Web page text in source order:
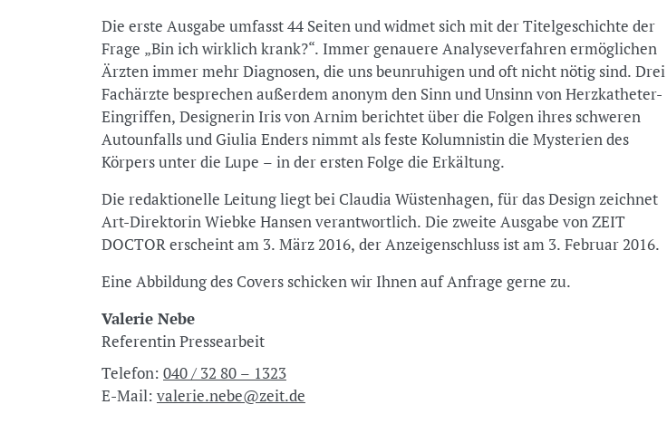
Die erste Ausgabe umfasst 44 Seiten und widmet sich mit der Titelgeschichte der
Frage „Bin ich wirklich krank?“. Immer genauere Analyseverfahren ermöglichen
Ärzten immer mehr Diagnosen, die uns beunruhigen und oft nicht nötig sind. Drei
Fachärzte besprechen außerdem anonym den Sinn und Unsinn von Herzkatheter-
Eingriffen, Designerin Iris von Arnim berichtet über die Folgen ihres schweren
Autounfalls und Giulia Enders nimmt als feste Kolumnistin die Mysterien des
Körpers unter die Lupe – in der ersten Folge die Erkältung.
Die redaktionelle Leitung liegt bei Claudia Wüstenhagen, für das Design zeichnet
Art-Direktorin Wiebke Hansen verantwortlich. Die zweite Ausgabe von ZEIT
DOCTOR erscheint am 3. März 2016, der Anzeigenschluss ist am 3. Februar 2016.
Eine Abbildung des Covers schicken wir Ihnen auf Anfrage gerne zu.
Valerie Nebe
Referentin Pressearbeit
Telefon: 040 / 32 80 – 1323
E-Mail: valerie.nebe@zeit.de